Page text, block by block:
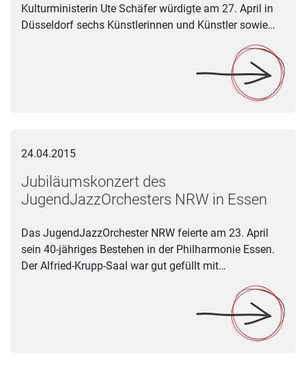
Kulturministerin Ute Schäfer würdigte am 27. April in
Düsseldorf sechs Künstlerinnen und Künstler sowie…
24.04.2015
Jubiläumskonzert des
JugendJazzOrchesters NRW in Essen
Das JugendJazzOrchester NRW feierte am 23. April
sein 40-jähriges Bestehen in der Philharmonie Essen.
Der Alfried-Krupp-Saal war gut gefüllt mit…